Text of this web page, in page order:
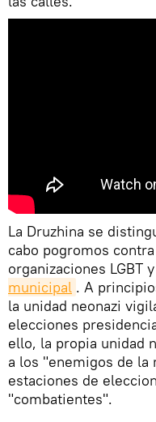
La Druzhina se
cabo pogromos
organizaciones LGBT
municipal . A
la unidad neonazi
elecciones
ello, la propia unidad
a los "enemigos de la
estaciones de
"combatientes".